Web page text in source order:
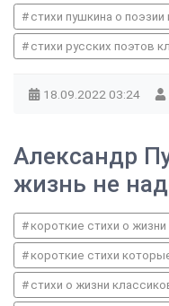
стихи пушкина о поэзии
стихи русских поэтов
18.09.2022 03:24
Александр
жизнь не
короткие стихи о жизни
короткие стихи
стихи о жизни